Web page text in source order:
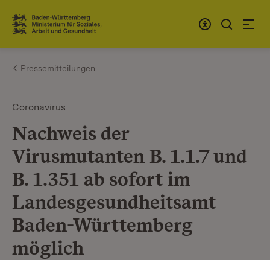
Zum Inhalt springen
Link zur Startseite
Pressemitteilungen
Coronavirus
Nachweis der
Virusmutanten B. 1.1.7 und
B. 1.351 ab sofort im
Landesgesundheitsamt
Baden-Württemberg
möglich